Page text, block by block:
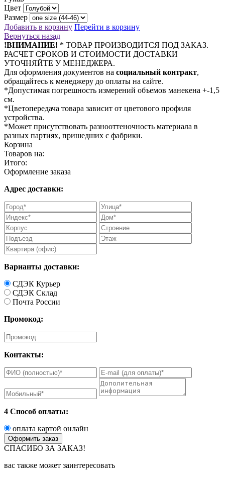
Цвет
Размер
Добавить в корзину Перейти в корзину
Вернуться назад
!ВНИМАНИЕ! * ТОВАР ПРОИЗВОДИТСЯ ПОД ЗАКАЗ.
РАСЧЕТ СРОКОВ И СТОИМОСТИ ДОСТАВКИ
УТОЧНЯЙТЕ У МЕНЕДЖЕРА.
Для оформления документов на социальный контракт,
обращайтесь к менеджеру до оплаты на сайте.
*Допустимая погрешность измерений объемов манекена +-1,5
см.
*Цветопередача товара зависит от цветового профиля
устройства.
*Может присутствовать разнооттеночность материала в
разных партиях, пришедших с фабрики.
Корзина
Товаров на:
Итого:
Оформление заказа
Адрес доставки:
Варианты доставки:
СДЭК Курьер
СДЭК Склад
Почта России
Промокод:
Контакты:
4 Способ оплаты:
оплата картой онлайн
СПАСИБО ЗА ЗАКАЗ!
вас также может заинтересовать